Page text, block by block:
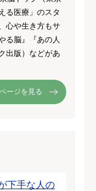
る医療」のスタ
心や生き方もサ
る脳』『あの人
出版）などがあ
ージを見る
下手な人の